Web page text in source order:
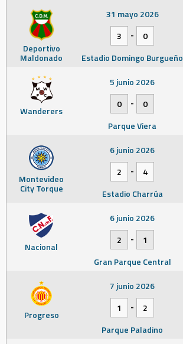
Deportivo
Maldonado
31 mayo 2026
3
-
0
Estadio Domingo Burgueño
Wanderers
5 junio 2026
0
-
0
Parque Viera
Montevideo
City Torque
6 junio 2026
2
-
4
Estadio Charrúa
Nacional
6 junio 2026
2
-
1
Gran Parque Central
Progreso
7 junio 2026
1
-
2
Parque Paladino